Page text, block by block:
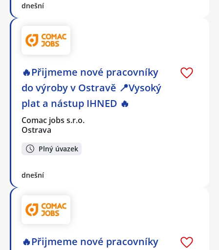
dnešní
🔥Přijmeme nové pracovníky
do výroby v Ostravě 📍Vysoký
plat a nástup IHNED 🔥
Comac jobs s.r.o.
Ostrava
Plný úvazek
dnešní
🔥Přijmeme nové pracovníky